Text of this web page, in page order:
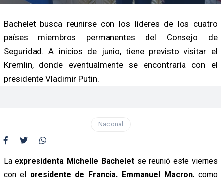
Bachelet busca reunirse con los líderes de los cuatro
países miembros permanentes del Consejo de
Seguridad. A inicios de junio, tiene previsto visitar el
Kremlin, donde eventualmente se encontraría con el
presidente Vladimir Putin.
Nacional
La expresidenta Michelle Bachelet se reunió este viernes
con el presidente de Francia, Emmanuel Macron, como